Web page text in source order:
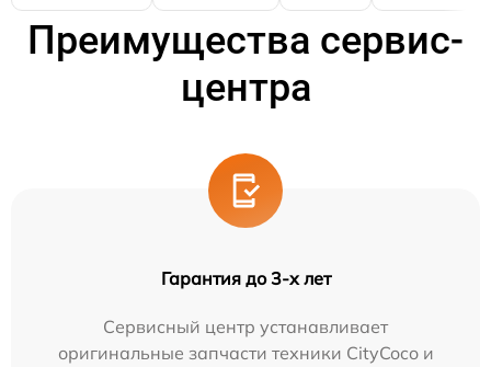
Преимущества сервис-
центра
Гарантия до 3-х лет
Сервисный центр устанавливает
оригинальные запчасти техники CityCoco и